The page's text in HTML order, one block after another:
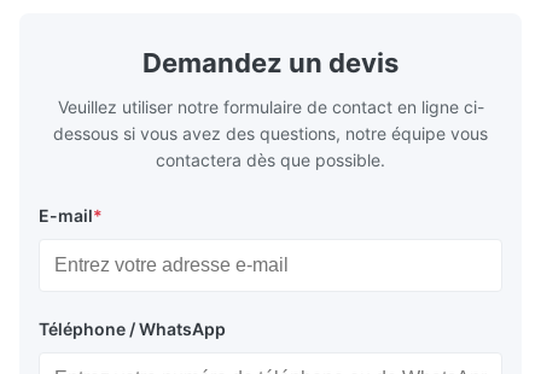
Demandez un devis
Veuillez utiliser notre formulaire de contact en ligne ci-
dessous si vous avez des questions, notre équipe vous
contactera dès que possible.
E-mail*
Téléphone / WhatsApp